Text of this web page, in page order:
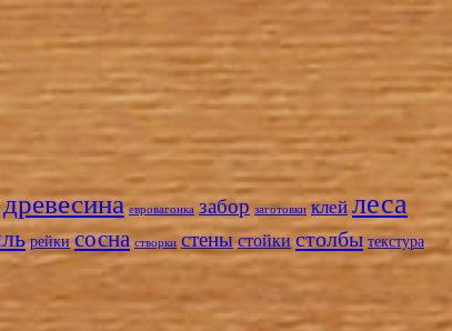
древесина евровагонка забор заготовки клей леса
рейки сосна створки стены стойки столбы текстура